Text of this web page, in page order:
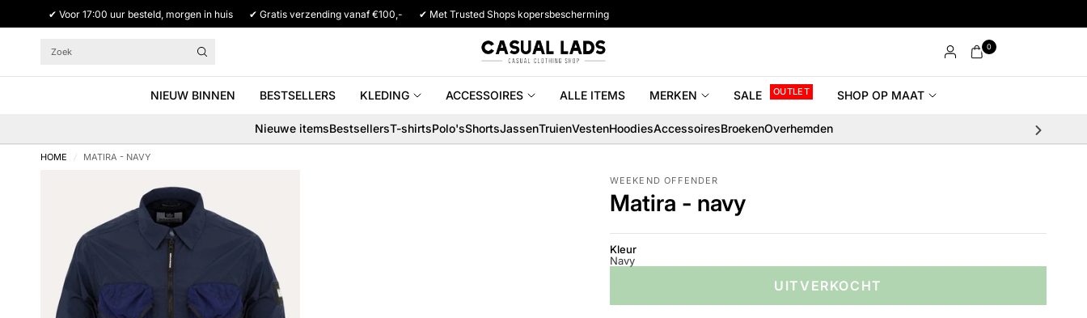
✔ Voor 17:00 uur besteld, morgen in huis ✔ Gratis verzending vanaf €100,- ✔ Met Trusted Shops kopersbescherming
0
NIEUW BINNEN BESTSELLERS KLEDING ACCESSOIRES ALLE ITEMS MERKEN SALE OUTLET SHOP OP MAAT
Nieuwe itemsBestsellersT-shirtsPolo'sShortsJassenTruienVestenHoodiesAccessoiresBroekenOverhemden
HOME / MATIRA - NAVY
WEEKEND OFFENDER
Matira - navy
Kleur
Navy
UITVERKOCHT